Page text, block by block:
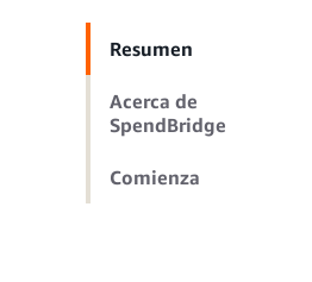
Resumen
Acerca de
SpendBridge
Comienza